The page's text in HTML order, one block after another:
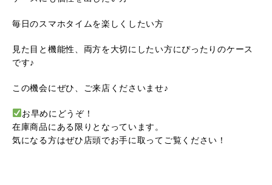
毎日のスマホタイムを楽しくしたい方
見た目と機能性、両方を大切にしたい方にぴったりのケース
です♪
この機会にぜひ、ご来店くださいませ♪
お早めにどうぞ！
在庫商品にある限りとなっています。
気になる方はぜひ店頭でお手に取ってご覧ください！